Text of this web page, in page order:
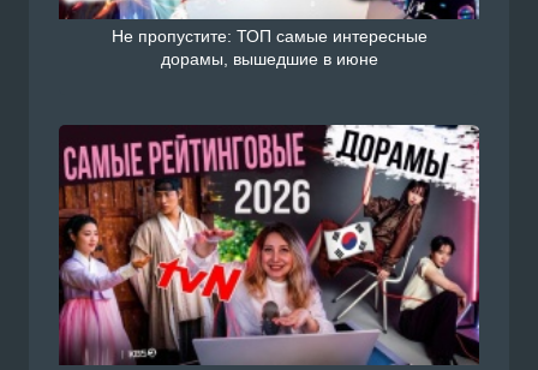
Не пропустите: ТОП самые интересные
дорамы, вышедшие в июне